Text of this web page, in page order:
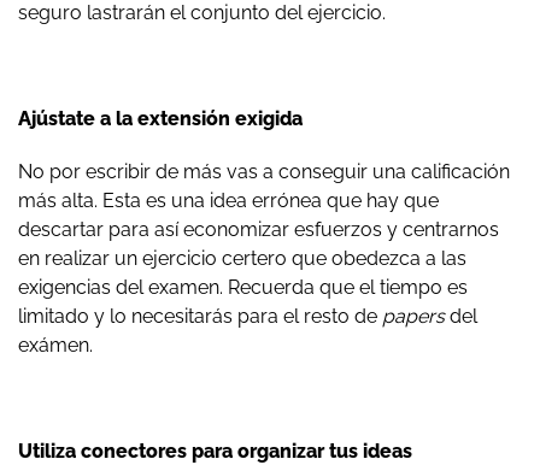
seguro lastrarán el conjunto del ejercicio.
Ajústate a la extensión exigida
No por escribir de más vas a conseguir una calificación
más alta. Esta es una idea errónea que hay que
descartar para así economizar esfuerzos y centrarnos
en realizar un ejercicio certero que obedezca a las
exigencias del examen. Recuerda que el tiempo es
limitado y lo necesitarás para el resto de papersdel
exámen.
Utiliza conectores para organizar tus ideas